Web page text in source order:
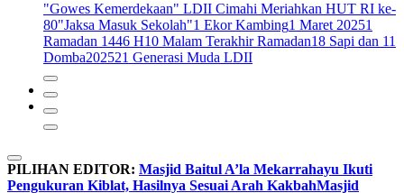
"Gowes Kemerdekaan" LDII Cimahi Meriahkan HUT RI ke-
80"Jaksa Masuk Sekolah"1 Ekor Kambing1 Maret 20251
Ramadan 1446 H10 Malam Terakhir Ramadan18 Sapi dan 11
Domba202521 Generasi Muda LDII
PILIHAN EDITOR: Masjid Baitul A’la Mekarrahayu Ikuti
Pengukuran Kiblat, Hasilnya Sesuai Arah KakbahMasjid